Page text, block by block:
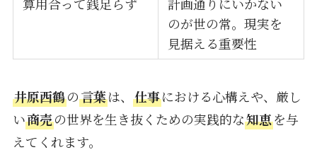
のが世の常。現実を
見据える重要性
井原西鶴の言葉は、 仕事における心構えや、厳し
い商売の世界を生き抜くための実践的な知恵を与
えてくれます。